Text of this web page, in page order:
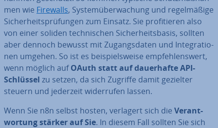
men wie Firewalls, Sys­tem­über­wa­chung und re­gel­mä­ßi­ge
Si­cher­heits­prü­fun­gen zum Einsatz. Sie pro­fi­tie­ren also
von einer soliden tech­ni­schen Si­cher­heits­ba­sis, sollten
aber dennoch bewusst mit Zu­gangs­da­ten und In­te­gra­tio­
nen umgehen. So ist es bei­spiels­wei­se emp­feh­lens­wert,
wenn möglich aufOAuth statt auf dau­er­haf­te API-
Schlüssel zu setzen, da sich Zugriffe damit gezielter
steuern und jederzeit wi­der­ru­fen lassen.
Wenn Sie n8n selbst hosten, verlagert sich die Ver­ant­
wor­tung stärker auf Sie. In diesem Fall sollten Sie sich